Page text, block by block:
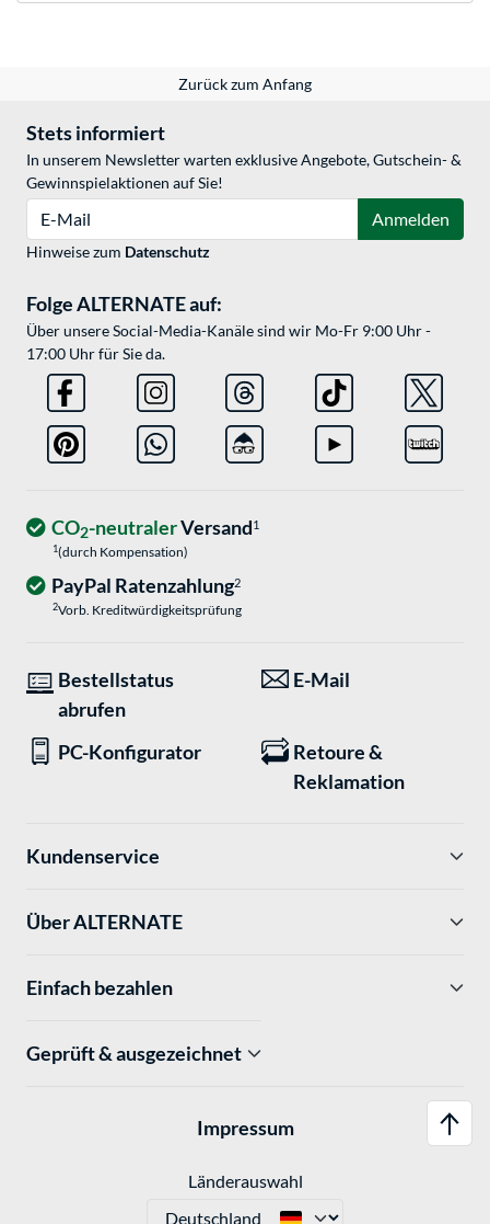
Zurück zum Anfang
Stets informiert
In unserem Newsletter warten exklusive Angebote, Gutschein- &
Gewinnspielaktionen auf Sie!
Anmelden
Hinweise zum Datenschutz
Folge ALTERNATE auf:
Über unsere Social-Media-Kanäle sind wir Mo-Fr 9:00 Uhr -
17:00 Uhr für Sie da.
CO2-neutralerVersand1
1(durch Kompensation)
PayPal Ratenzahlung2
2Vorb. Kreditwürdigkeitsprüfung
Bestellstatus
abrufen
E-Mail
PC-Konfigurator
Retoure &
Reklamation
Kundenservice
Über ALTERNATE
Einfach bezahlen
Geprüft & ausgezeichnet
Impressum
Länderauswahl